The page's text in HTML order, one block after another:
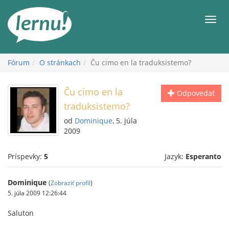
obsah
Fórum O stránkach Ĉu cimo en la traduksistemo?
Odpovedať
Ĉu cimo en la
traduksistemo?
od Dominique, 5. júla
2009
Príspevky: 5 Jazyk: Esperanto
Dominique (Zobraziť profil)
5. júla 2009 12:26:44
Saluton